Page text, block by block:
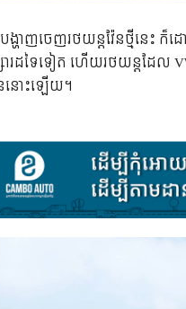
បង្ហាញ​ចេញ​រថយន្ត​វ៉ែន​ថ្មី​នេះ
ារ​ដទៃ​ទៀត ហើយ​រថយន្ត​ដែល
នោះ​ឡើយ។